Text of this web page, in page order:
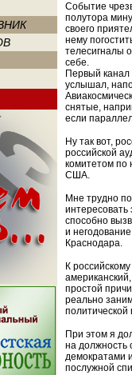
Событие
полутора
своего
нему
телесигналы
себе.
Первый канал
услышал,
снятые,
если
Ну так вот,
российской
комитетом по
США.
Мне трудно
способно
и
Краснодара.
К
простой
реально
политической
При этом я
на должность
демократами
послужной